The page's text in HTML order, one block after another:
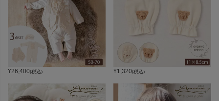
¥26,400(税込) ¥1,320(税込)